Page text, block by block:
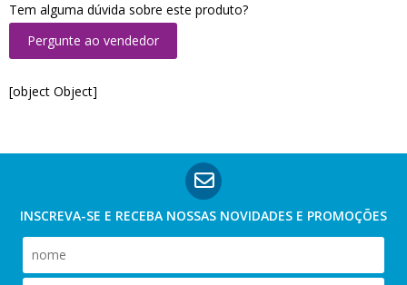
Tem alguma dúvida sobre este produto?
Pergunte ao vendedor
[object Object]
INSCREVA-SE E RECEBA NOSSAS NOVIDADES E PROMOÇÕES